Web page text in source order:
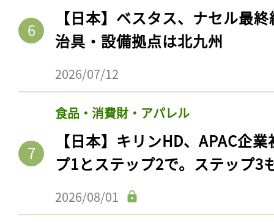
【日本】ベスタス、ナセル最
治具・設備拠点は北九州
2026/07/12
食品・消費財・アパレル
【日本】キリンHD、APAC企
プ1とステップ2で。ステップ3
2026/08/01